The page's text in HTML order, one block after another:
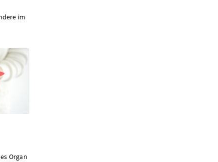
im
Organ